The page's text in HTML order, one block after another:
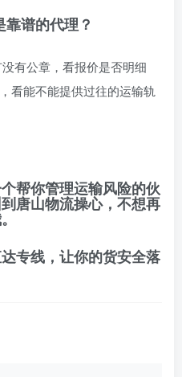
谱的代理？
有公章，看报价是否明细
看能不能提供过往的运输轨
帮你管理运输风险的伙
唐山物流操心，不想再
专线，让你的货安全落